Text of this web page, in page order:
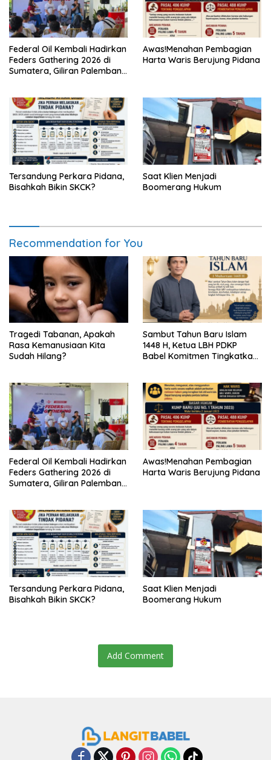
Federal Oil Kembali Hadirkan
Feders Gathering 2026 di
Sumatera, Giliran Palembang
Awas!Menahan Pembagian
Harta Waris Berujung Pidana
Tersandung Perkara Pidana,
Bisahkah Bikin SKCK?
Saat Klien Menjadi
Boomerang Hukum
Recommendation for You
Tragedi Tabanan, Apakah
Rasa Kemanusiaan Kita
Sudah Hilang?
Sambut Tahun Baru Islam
1448 H, Ketua LBH PDKP
Babel Komitmen Tingkatkan
Federal Oil Kembali Hadirkan
Feders Gathering 2026 di
Sumatera, Giliran Palembang
Awas!Menahan Pembagian
Harta Waris Berujung Pidana
Tersandung Perkara Pidana,
Bisahkah Bikin SKCK?
Saat Klien Menjadi
Boomerang Hukum
Add Comment